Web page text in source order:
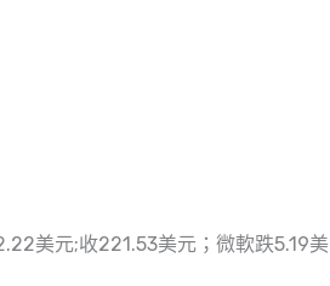
美元;收221.53美元；微軟跌5.19美